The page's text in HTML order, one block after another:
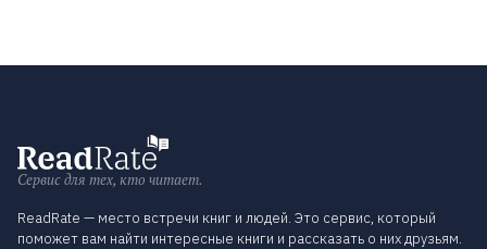
Сервис для тех, кто читает.
ReadRate — место встречи книг и людей. Это сервис, который
поможет вам найти интересные книги и рассказать о них друзьям.